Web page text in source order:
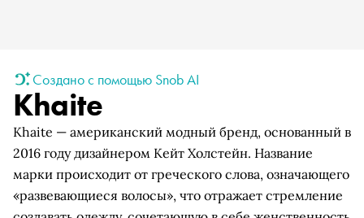
Создано с помощью Snob AI
Khaite
Khaite — американский модный бренд, основанный в
2016 году дизайнером Кейт Холстейн. Название
марки происходит от греческого слова, означающего
«развевающиеся волосы», что отражает стремление